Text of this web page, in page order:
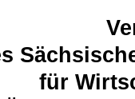
für